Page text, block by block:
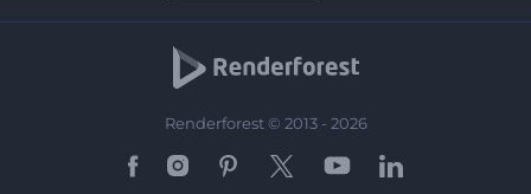
Renderforest © 2013 - 2026